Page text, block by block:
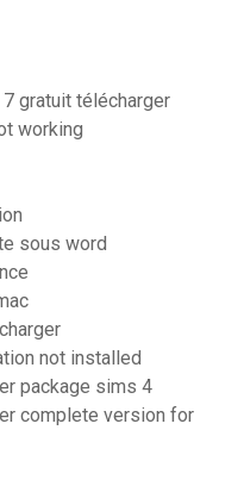
gratuit télécharger
working
sous word
not installed
package sims 4
complete version for